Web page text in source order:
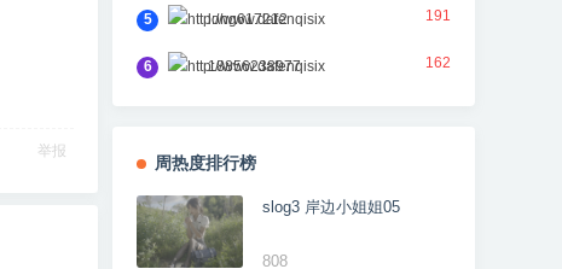
举报
5 long617212 191
6 18856238977 162
周热度排行榜
slog3 岸边小姐姐05
808